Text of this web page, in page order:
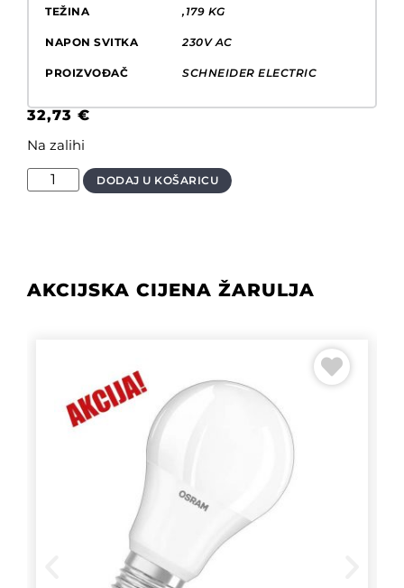
TEŽINA ,179 KG
NAPON SVITKA 230V AC
PROIZVOĐAČ SCHNEIDER ELECTRIC
32,73 €
Na zalihi
DODAJ U KOŠARICU
AKCIJSKA CIJENA ŽARULJA